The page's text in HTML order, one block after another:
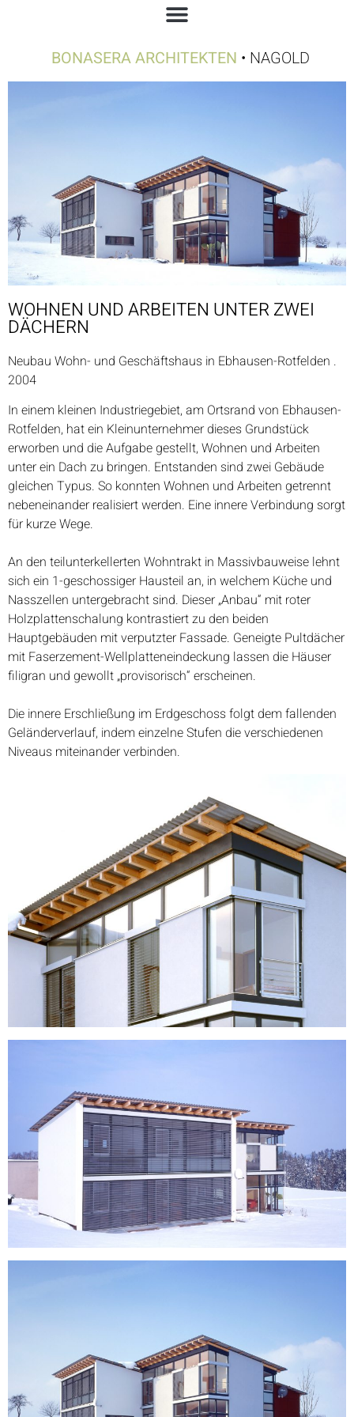
BONASERA ARCHITEKTEN • NAGOLD
WOHNEN UND ARBEITEN UNTER ZWEI
DÄCHERN
Neubau Wohn- und Geschäftshaus in Ebhausen-Rotfelden .
2004
In einem kleinen Industriegebiet, am Ortsrand von Ebhausen-
Rotfelden, hat ein Kleinunternehmer dieses Grundstück
erworben und die Aufgabe gestellt, Wohnen und Arbeiten
unter ein Dach zu bringen. Entstanden sind zwei Gebäude
gleichen Typus. So konnten Wohnen und Arbeiten getrennt
nebeneinander realisiert werden. Eine innere Verbindung sorgt
für kurze Wege.
An den teilunterkellerten Wohntrakt in Massivbauweise lehnt
sich ein 1-geschossiger Hausteil an, in welchem Küche und
Nasszellen untergebracht sind. Dieser „Anbau“ mit roter
Holzplattenschalung kontrastiert zu den beiden
Hauptgebäuden mit verputzter Fassade. Geneigte Pultdächer
mit Faserzement-Wellplatteneindeckung lassen die Häuser
filigran und gewollt „provisorisch“ erscheinen.
Die innere Erschließung im Erdgeschoss folgt dem fallenden
Geländerverlauf, indem einzelne Stufen die verschiedenen
Niveaus miteinander verbinden.